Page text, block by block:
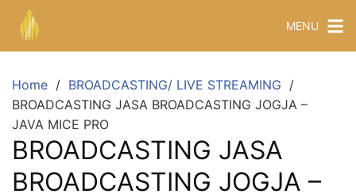
MENU
Home
BROADCASTING/ LIVE STREAMING
BROADCASTING JASA BROADCASTING JOGJA –
JAVA MICE PRO
BROADCASTING JASA
BROADCASTING JOGJA –